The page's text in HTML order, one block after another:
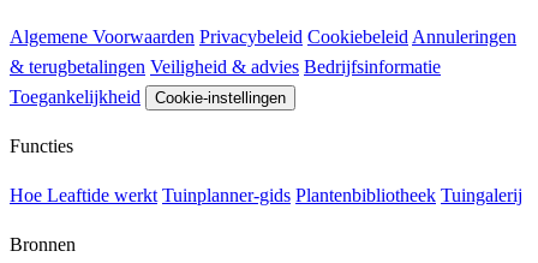
Algemene Voorwaarden Privacybeleid Cookiebeleid Annuleringen
& terugbetalingen Veiligheid & advies Bedrijfsinformatie
Toegankelijkheid
Cookie-instellingen
Functies
Hoe Leaftide werkt Tuinplanner-gids Plantenbibliotheek Tuingalerij
Bronnen